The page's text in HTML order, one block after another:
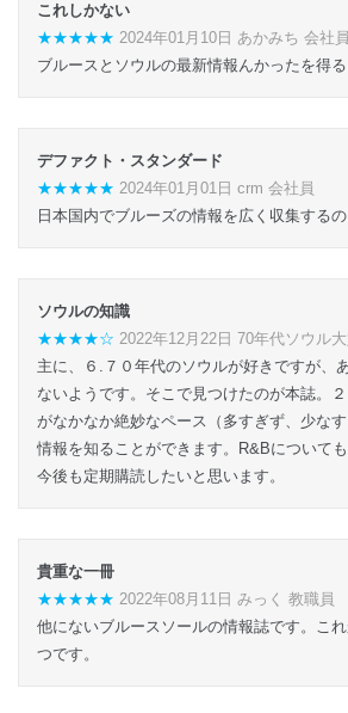
これしかない
★★★★★ 2024年01月10日 あかみち 会社員
ブルースとソウルの最新情報んかったを得る
デファクト・スタンダード
★★★★★ 2024年01月01日 crm 会社員
日本国内でブルーズの情報を広く収集するの
ソウルの知識
★★★★☆ 2022年12月22日 70年代ソウル
主に、６.７０年代のソウルが好きですが、
ないようです。そこで見つけたのが本誌。
がなかなか絶妙なペース（多すぎず、少な
情報を知ることができます。R&Bについても
今後も定期購読したいと思います。
貴重な一冊
★★★★★ 2022年08月11日 みっく 教職員
他にないブルースソールの情報誌です。こ
つです。